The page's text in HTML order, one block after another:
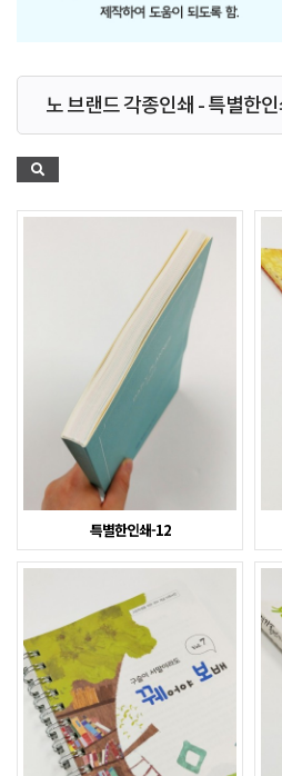
노 브랜드 각종인쇄 - 특별한인
특별한인쇄-12